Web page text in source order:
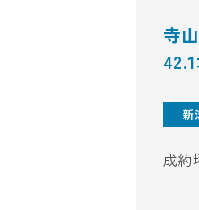
寺
新
成約